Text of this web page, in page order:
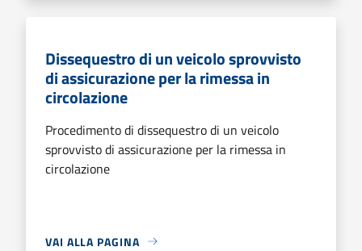
Dissequestro di un veicolo sprovvisto
di assicurazione per la rimessa in
circolazione
Procedimento di dissequestro di un veicolo
sprovvisto di assicurazione per la rimessa in
circolazione
VAI ALLA PAGINA